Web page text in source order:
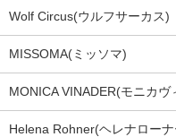
Wolf Circus(ウルフサーカス)
MISSOMA(ミッソマ)
MONICA VINADER(モニカヴ
Helena Rohner(ヘレナローナ